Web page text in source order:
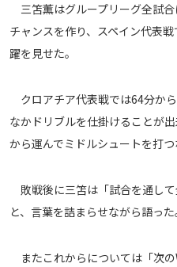
メディアアライアンス
三笘薫はグループリーグ全試
チャンスを作り、スペイン代表
躍を見せた。
クロアチア代表戦では64分か
なかドリブルを仕掛けることが
から運んでミドルシュートを打
敗戦後に三笘は「試合を通して
と、言葉を詰まらせながら語った
またこれからについては「次